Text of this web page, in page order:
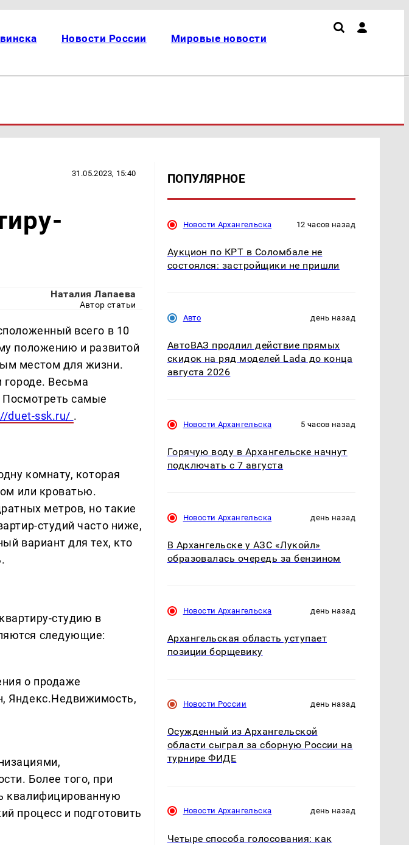
Новости России Мировые новости
31.05.2023, 15:40
Наталия Лапаева
Автор статьи
всего в 10
положению и развитой
местом для жизни.
городе. Весьма
Посмотреть самые
duet-ssk.ru/ .
комнату, которая
или кроватью.
метров, но такие
студий часто ниже,
вариант для тех, кто
студию в
следующие:
о продаже
Яндекс.Недвижимость,
Более того, при
квалифицированную
процесс и подготовить
ПОПУЛЯРНОЕ
Новости Архангельска 12 часов назад
Аукцион по КРТ в Соломбале не
состоялся: застройщики не пришли
Авто день назад
АвтоВАЗ продлил действие прямых
скидок на ряд моделей Lada до конца
августа 2026
Новости Архангельска 5 часов назад
Горячую воду в Архангельске начнут
подключать с 7 августа
Новости Архангельска день назад
В Архангельске у АЗС «Лукойл»
образовалась очередь за бензином
Новости Архангельска день назад
Архангельская область уступает
позиции борщевику
Новости России день назад
Осужденный из Архангельской
области сыграл за сборную России на
турнире ФИДЕ
Новости Архангельска день назад
Четыре способа голосования: как